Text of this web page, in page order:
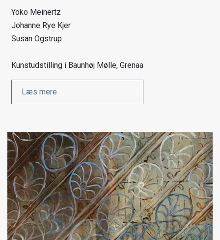
Yoko Meinertz
Johanne Rye Kjer
Susan Ogstrup
Kunstudstilling i Baunhøj Mølle, Grenaa
Læs mere